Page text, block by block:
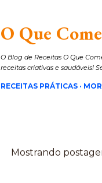
O Que
O Blog de Receitas O Que
receitas criativas e saudáveis!
RECEITAS PRÁTICAS
Mostrando